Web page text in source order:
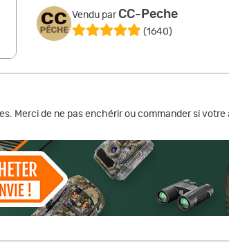
Vendu par CC-Peche
(1640)
Merci de ne pas enchérir ou commander si